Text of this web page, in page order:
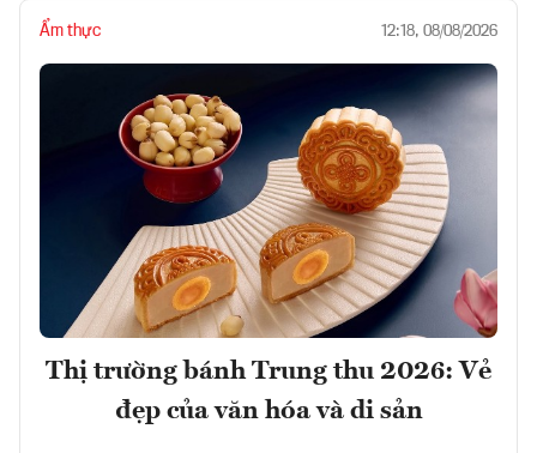
Ẩm thực 12:18, 08/08/2026
Thị trường bánh Trung thu 2026: Vẻ
đẹp của văn hóa và di sản